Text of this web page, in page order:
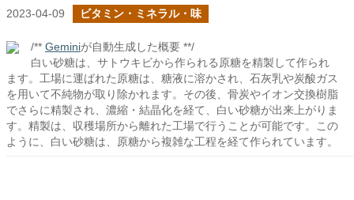
2023-04-09 ビタミン・ミネラル・味
/** Geminiが自動生成した概要 **/
白い砂糖は、サトウキビから作られる原糖を精製して作られ
ます。工場に運ばれた原糖は、糖液に溶かされ、石灰乳や炭酸ガス
を用いて不純物が取り除かれます。その後、骨炭やイオン交換樹脂
でさらに精製され、濃縮・結晶化を経て、白い砂糖が出来上がりま
す。精製は、収穫場所から離れた工場で行うことが可能です。この
ように、白い砂糖は、原糖から複雑な工程を経て作られています。